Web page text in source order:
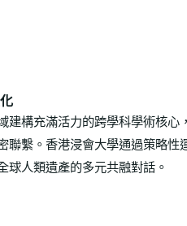
建構充滿活力的跨學科學術核
聯繫。香港浸會大學通過策略
球人類遺產的多元共融對話。